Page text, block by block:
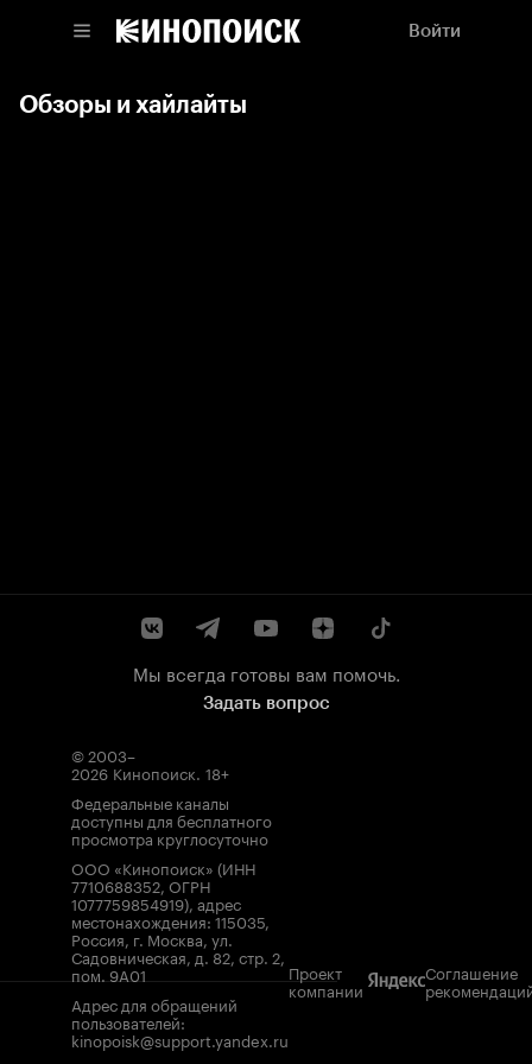
Войти
Обзоры и хайлайты
Мы всегда готовы вам помочь.
Задать вопрос
© 2003–
2026 Кинопоиск. 18+
Федеральные каналы
доступны для бесплатного
просмотра круглосуточно
ООО «Кинопоиск» (ИНН
7710688352, ОГРН
1077759854919), адрес
местонахождения: 115035,
Россия, г. Москва, ул.
Садовническая, д. 82, стр. 2,
пом. 9А01
Адрес для обращений
пользователей:
kinopoisk@support.yandex.ru
Проект
компании
Соглашение